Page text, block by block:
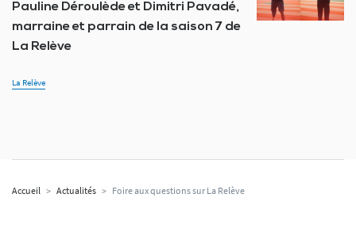
Pauline Déroulède et Dimitri Pavadé,
marraine et parrain de la saison 7 de
La Relève
La Relève
Accueil > Actualités > Foire aux questions sur La Relève